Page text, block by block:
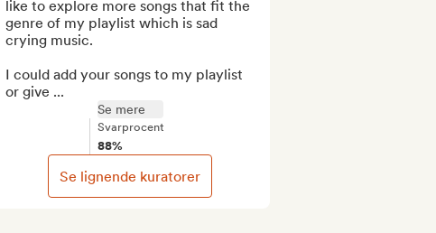
like to explore more songs that fit the
genre of my playlist which is sad
crying music.
I could add your songs to my playlist
or give ...
Se mere
Svarprocent
88%
Se lignende kuratorer